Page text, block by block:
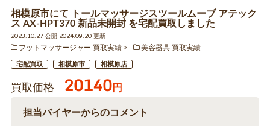
相模原市にて トールマッサージスツールムーブ アテック
ス AX-HPT370 新品未開封 を宅配買取しました
2023.10.27 公開 2024.09.20 更新
フットマッサージャー 買取実績
美容器具 買取実績
宅配買取 相模原市 相模原店
買取価格 20140円
担当バイヤーからのコメント